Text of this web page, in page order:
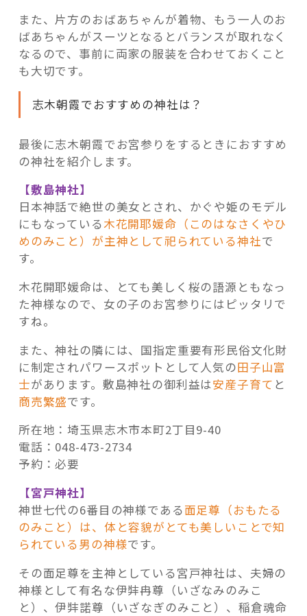
また、片方のおばあちゃんが着物、もう一人のお
ばあちゃんがスーツとなるとバランスが取れなく
なるので、事前に両家の服装を合わせておくこと
も大切です。
志木朝霞でおすすめの神社は？
最後に志木朝霞でお宮参りをするときにおすすめ
の神社を紹介します。
【敷島神社】
日本神話で絶世の美女とされ、かぐや姫のモデル
にもなっている木花開耶媛命（このはなさくやひ
めのみこと）が主神として祀られている神社で
す。
木花開耶媛命は、とても美しく桜の語源ともなっ
た神様なので、女の子のお宮参りにはピッタリで
すね。
また、神社の隣には、国指定重要有形民俗文化財
に制定されパワースポットとして人気の田子山富
士があります。敷島神社の御利益は安産子育て と
商売繁盛です。
所在地：埼玉県志木市本町2丁目9-40
電話：048-473-2734
予約：必要
【宮戸神社】
神世七代の6番目の神様である面足尊（おもたる
のみこと）は、体と容貌がとても美しいことで知
られている男の神様です。
その面足尊を主神としている宮戸神社は、夫婦の
神様として有名な伊弉冉尊（いざなみのみこ
と）、伊弉諾尊（いざなぎのみこと）、稲倉魂命